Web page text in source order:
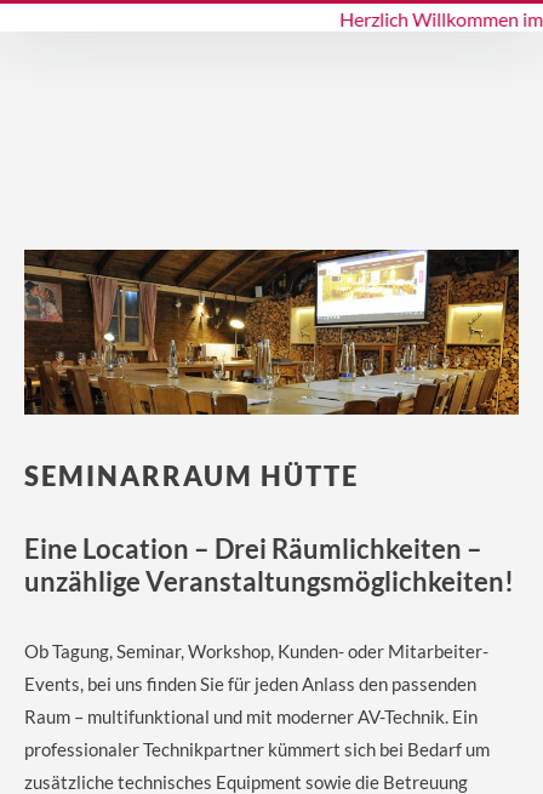
Herzlich Willkommen im
SEMINARRAUM HÜTTE
Eine Location – Drei Räumlichkeiten –
unzählige Veranstaltungsmöglichkeiten!
Ob Tagung, Seminar, Workshop, Kunden- oder Mitarbeiter-
Events, bei uns finden Sie für jeden Anlass den passenden
Raum – multifunktional und mit moderner AV-Technik. Ein
professionaler Technikpartner kümmert sich bei Bedarf um
zusätzliche technisches Equipment sowie die Betreuung